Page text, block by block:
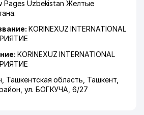
Pages Uzbekistan Желтые
KORINEXUZ INTERNATIONAL
KORINEXUZ INTERNATIONAL
Ташкентская область Ташкент,
ул. БОГКУЧА , 6/27